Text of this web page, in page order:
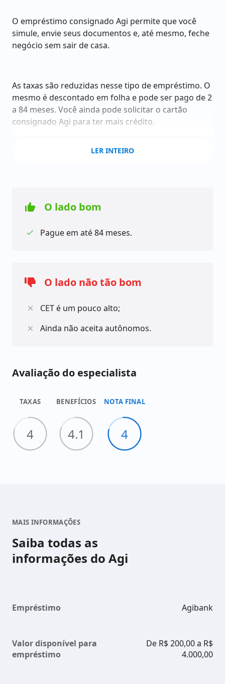
O empréstimo consignado Agi permite que você
simule, envie seus documentos e, até mesmo, feche
negócio sem sair de casa.
As taxas são reduzidas nesse tipo de empréstimo. O
mesmo é descontado em folha e pode ser pago de 2
a 84 meses. Você ainda pode solicitar o cartão
consignado Agi para ter mais crédito.
Às taxas do empréstimo Agi é de 22,57% ao ano.
Ah, vale lembrar que este tipo de empréstimo
também pode ser solicitado por quem está
LER INTEIRO
O lado bom
Pague em até 84 meses.
O lado não tão bom
CET é um pouco alto;
Ainda não aceita autônomos.
Avaliação do especialista
TAXAS
4
BENEFÍCIOS
4.1
NOTA FINAL
4
MAIS INFORMAÇÕES
Saiba todas as
informações do Agi
Empréstimo Agibank
Valor disponível para
empréstimo
De R$ 200,00 a R$
4.000,00